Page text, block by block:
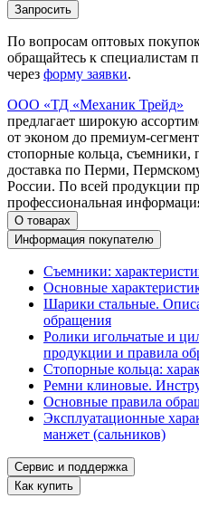
Запросить
По вопросам оптовых
обращайтесь к специалистам
через форму заявки.
ООО «ТД «Механик Трейд»
предлагает широкую
от эконом до премиум-
стопорные кольца, съемники,
доставка по Перми,
России. По всей продукции
профессиональная
О товарах
Информация покупателю
Съемники:
Основные
Шарики стальные.
обращения
Ролики игольчатые и
продукции и правила
Стопорные кольца:
Ремни клиновые.
Основные правила
Эксплуатационные
манжет (сальников)
Сервис и поддержка
Как купить